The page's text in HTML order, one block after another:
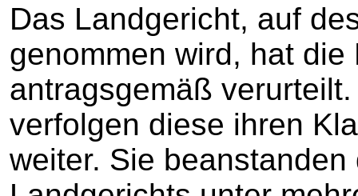
Das Landgericht, auf
genommen wird, hat
antragsgemäß
verfolgen diese ihren
weiter. Sie